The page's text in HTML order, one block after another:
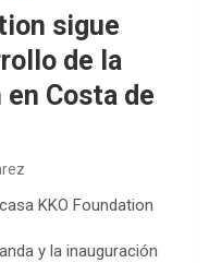
sigue
de la
Costa de
KKO Foundation
y la inauguración